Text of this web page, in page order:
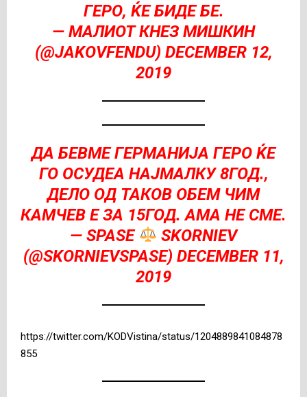
ГЕРО, ЌЕ БИДЕ БЕ.
— МАЛИОТ КНЕЗ МИШКИН
(@JAKOVFENDU) DECEMBER 12,
2019
ДА БЕВМЕ ГЕРМАНИЈА ГЕРО ЌЕ
ГО ОСУДЕА НАЈМАЛКУ 8ГОД.,
ДЕЛО ОД ТАКОВ ОБЕМ ЧИМ
КАМЧЕВ Е ЗА 15ГОД. АМА НЕ СМЕ.
— SPASE
SKORNIEV
(@SKORNIEVSPASE) DECEMBER 11,
2019
https://twitter.com/KODVistina/status/1204889841084878
855